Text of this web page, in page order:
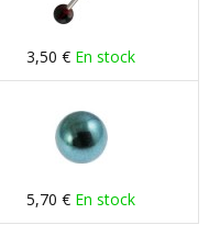
3,50 € En stock
5,70 € En stock